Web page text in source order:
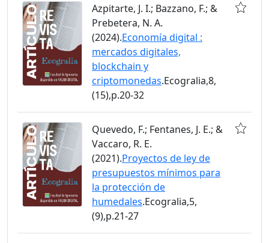
Azpitarte, J. I.; Bazzano, F.; &
Prebetera, N. A.
(2024).Economía digital :
mercados digitales,
blockchain y
criptomonedas.Ecogralia,8,
(15),p.20-32
Quevedo, F.; Fentanes, J. E.; &
Vaccaro, R. E.
(2021).Proyectos de ley de
presupuestos mínimos para
la protección de
humedales.Ecogralia,5,
(9),p.21-27